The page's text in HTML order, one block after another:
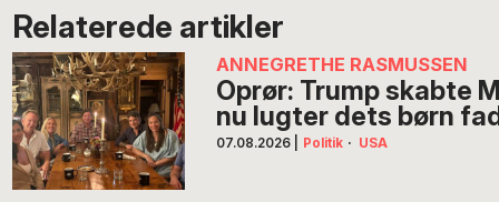
Relaterede artikler
ANNEGRETHE RASMUSSEN
Oprør: Trump skabte
nu lugter dets børn
07.08.2026 Politik · USA